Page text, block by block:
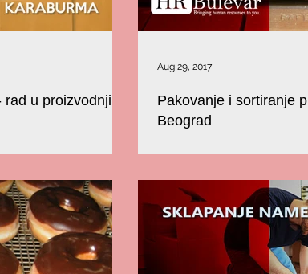
u proizvodnji |
Pakovanje i sortiranje
Beograd
Aug 29, 2017